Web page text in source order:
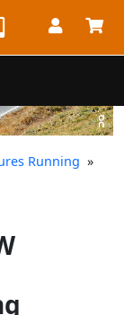
Running »